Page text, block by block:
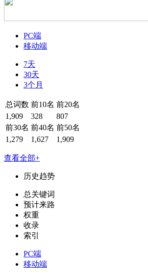
PC端
移动端
7天
30天
3个月
总词数 前10名 前20名
1,909
328
807
前30名 前40名 前50名
1,279
1,627 1,909
查看全部+
历史趋势
总关键词
预计来路
权重
收录
索引
PC端
移动端